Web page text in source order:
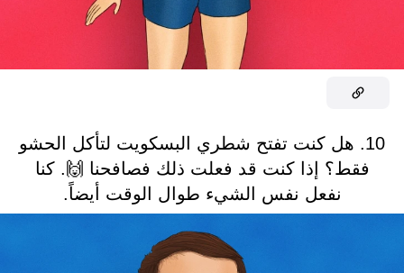
10. هل كنت تفتح شطري البسكويت لتأكل الحشو
فقط؟ إذا كنت قد فعلت ذلك فصافحنا 🙌. كنا
نفعل نفس الشيء طوال الوقت أيضاً.